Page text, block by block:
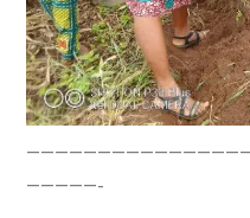
—————-